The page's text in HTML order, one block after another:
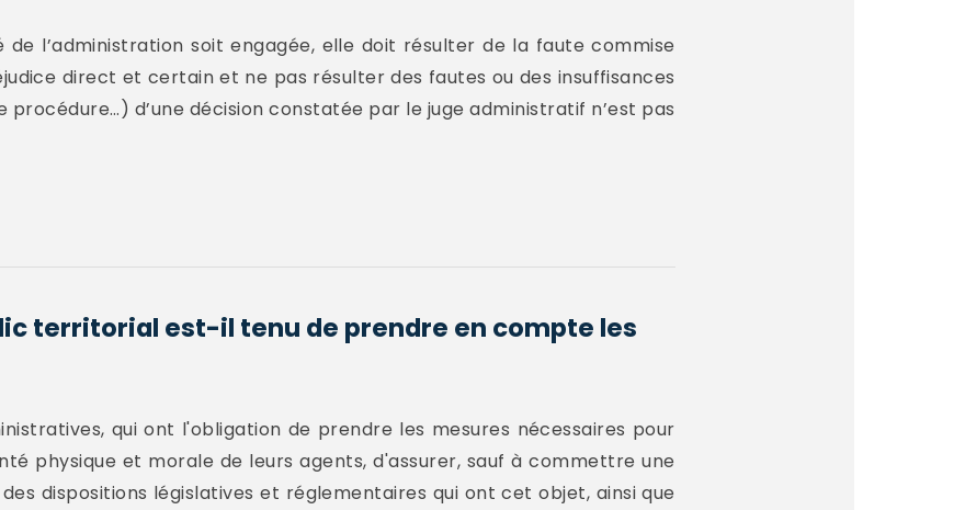
de l’administration soit engagée, elle doit résulter de la faute commise
direct et certain et ne pas résulter des fautes ou des insuffisances
procédure…) d’une décision constatée par le juge administratif n’est pas
territorial est-il tenu de prendre en compte les
qui ont l'obligation de prendre les mesures nécessaires pour
physique et morale de leurs agents, d'assurer, sauf à commettre une
dispositions législatives et réglementaires qui ont cet objet, ainsi que